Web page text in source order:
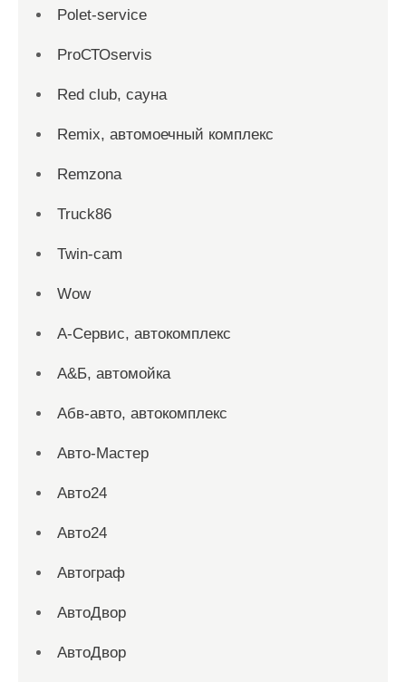
Polet-service
ProСТОservis
Red сlub, сауна
Remix, автомоечный комплекс
Remzona
Truck86
Twin-cam
Wow
А-Сервис, автокомплекс
А&Б, автомойка
Абв-авто, автокомплекс
Авто-Мастер
Авто24
Авто24
Автограф
АвтоДвор
АвтоДвор